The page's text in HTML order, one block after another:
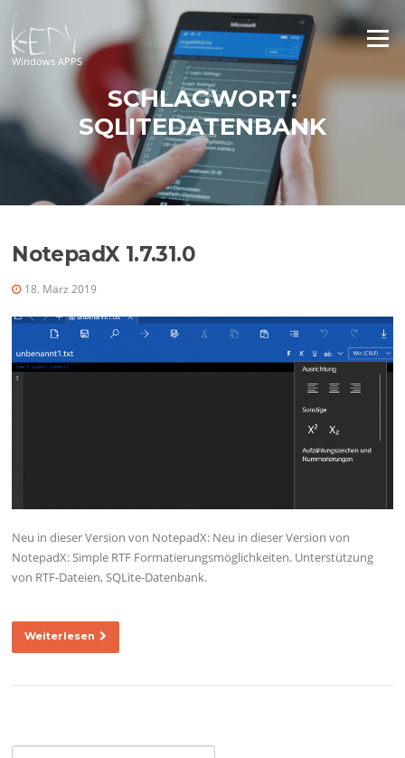
Inhalt
springen
Windows APPS
Menü
SCHLAGWORT:
SQLITEDATENBANK
NotepadX 1.7.31.0
18. März 2019
Neu in dieser Version von NotepadX: Neu in dieser Version von
NotepadX: Simple RTF Formatierungsmöglichkeiten. Unterstützung
von RTF-Dateien, SQLite-Datenbank.
Weiterlesen